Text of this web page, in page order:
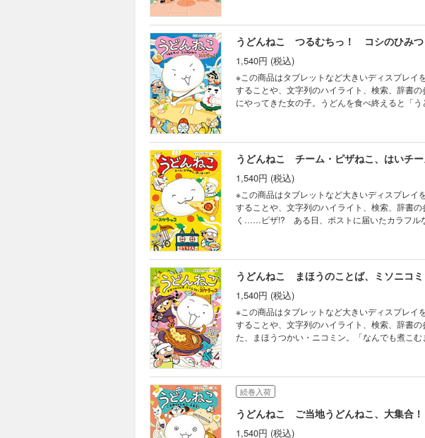
いさがしも充実、子ども大人も夢中になること
うどんねこ つるむちっ！ コシのひみつ
1,540円 (税込)
※この商品はタブレットなど大きいディスプレイ
することや、文字列のハイライト、検索、辞書の参照、引用
にやってきた女の子。うどんを食べ終えると「
をこねこ…ねこねこしていたら生まれたうどん
探し、間違いさがしに加え、迷路も楽しめて、遊
うどんねこ チーム・ピザねこ、はいチー
1,540円 (税込)
※この商品はタブレットなど大きいディスプレイ
することや、文字列のハイライト、検索、辞書の参照、引
く……ピザ!? ある日、ポストに届いたカラフル
のピザを食べるため、うどんねこの「ピザねこ
気シリーズ第3弾!!
うどんねこ まほうのことば、ミソニコミ
1,540円 (税込)
※この商品はタブレットなど大きいディスプレイ
することや、文字列のハイライト、検索、辞書の参照、引用
た、まほうつかい・ニコミン。「なんでも煮こ
て……!? ほっこり笑えて、とってもうみゃ～な
続巻入荷
うどんねこ ご当地うどんねこ、大集合！
1,540円 (税込)